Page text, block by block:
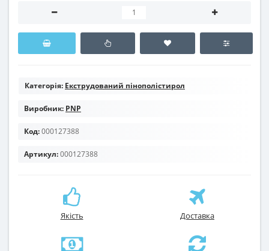
Категорія: Екструдований пінополістирол
Виробник: PNP
Код:000127388
Артикул:000127388
Якість Доставка